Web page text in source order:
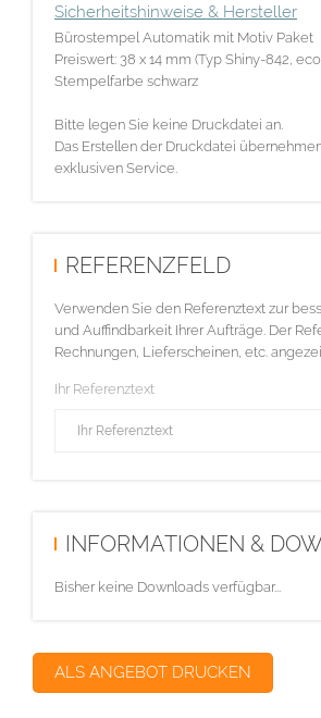
Sicherheitshinweise & Hersteller
Bürostempel Automatik mit Motiv Paket
Preiswert: 38 x 14 mm (Typ Shiny-842,
Stempelfarbe schwarz
Bitte legen Sie keine Druckdatei an.
Das Erstellen der Druckdatei
exklusiven Service.
REFERENZFELD
Verwenden Sie den Referenztext zur
und Auffindbarkeit Ihrer Aufträge. Der
Rechnungen, Lieferscheinen, etc.
Ihr Referenztext
INFORMATIONEN &
Bisher keine Downloads verfügbar...
ALS ANGEBOT DRUCKEN